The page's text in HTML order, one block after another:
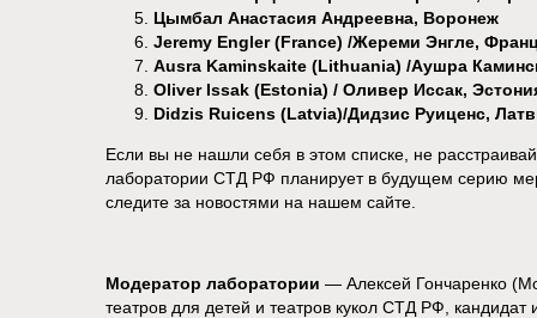
Цымбал Анастасия Андреевна, Воронеж
Jeremy Engler (France) /Жереми Энгле,
Ausra Kaminskaite (Lithuania) /Аушра
Oliver Issak (Estonia) / Оливер Исcак,
Didzis Ruicens (Latvia)/Дидзис Руиценс,
Если вы не нашли себя в этом списке, не
лаборатории СТД РФ планирует в будущем серию
следите за новостями на нашем сайте.
Модератор лаборатории — Алексей Гончаренко
театров для детей и театров кукол СТД РФ, кандидат